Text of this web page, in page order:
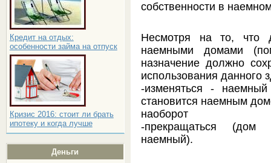
Кредит на отдых:
особенности займа на отпуск
Кризис 2016: стоит ли брать
ипотеку и когда лучше
Деньги
собственности в
Несмотря на то, что
наемными домами
назначение должно
использования данного
-изменяться - наемный
становится наемным
наоборот
-прекращаться (дом
наемный).